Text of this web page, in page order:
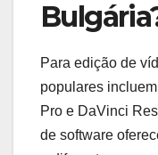
Para edição de
populares
Pro e DaVinci
de software